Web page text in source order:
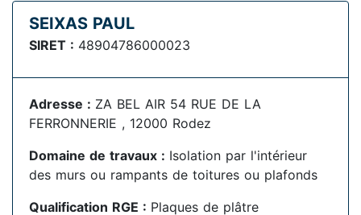
SEIXAS PAUL
SIRET : 48904786000023
Adresse : ZA BEL AIR 54 RUE DE LA
FERRONNERIE , 12000 Rodez
Domaine de travaux : Isolation par l'intérieur
des murs ou rampants de toitures ou plafonds
Qualification RGE : Plaques de plâtre